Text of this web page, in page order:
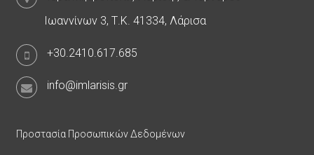
Ιωαννίνων 3, Τ.Κ. 41334, Λάρισα
+30.2410.617.685
info@imlarisis.gr
Προστασία Προσωπικών Δεδομένων